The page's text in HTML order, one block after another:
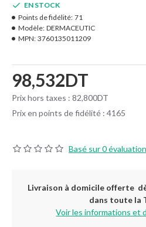
Basé sur 0
98,532DT
Prix hors taxes : 82,800DT
Prix en points de fidélité : 4165
EN STOCK
Points de fidélité: 71
Modèle: DERMACEUTIC
MPN: 3760135011209
Livraison à domicile offerte
dans toute la
Voir les informations et